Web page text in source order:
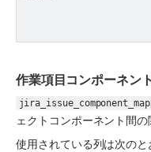
作業項目コンポーネン
ェクトコンポーネント間の
使用されている列は次のと